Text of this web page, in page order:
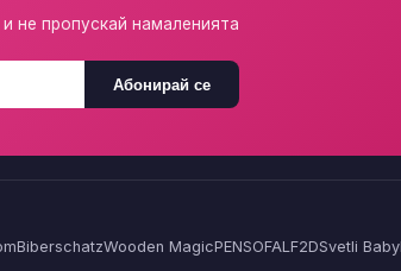
не пропускай намаленията
Абонирай се
BiberschatzWooden MagicPENSOFALF2DSvetli Baby